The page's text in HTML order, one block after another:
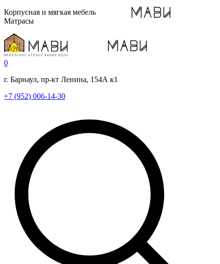
Корпусная и мягкая мебель
Матрасы
0
г. Барнаул, пр-кт Ленина, 154А к1
+7 (952) 006-14-30